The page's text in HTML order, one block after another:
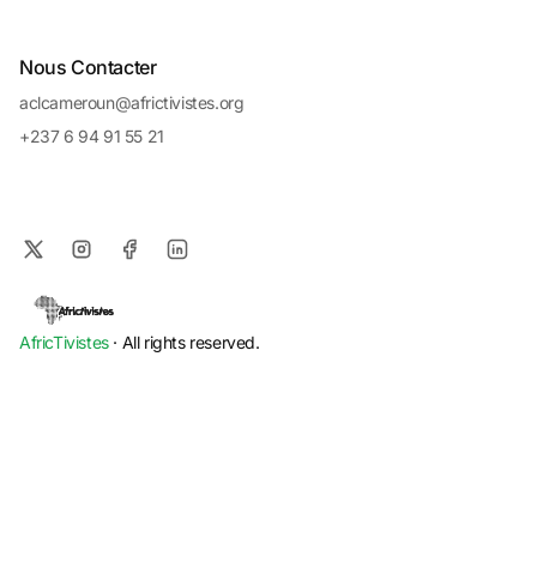
Nous Contacter
aclcameroun@africtivistes.org
+237 6 94 91 55 21
AfricTivistes· All rights reserved.